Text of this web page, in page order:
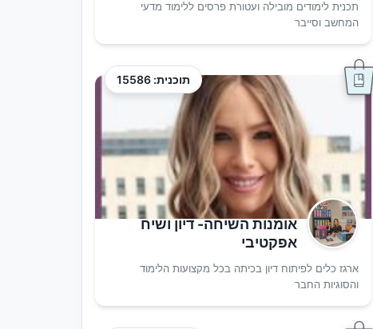
תכנית לימודים מובילה ועטורת פרסים ללימוד מדעי
המחשב וסייבר
תוכנית: 15586
אומנות השיחה- דיון ושיח
אפקטיבי
ארגז כלים לפיתוח דיון בכיתה בכל מקצועות הלימוד
והסוגיות החבר